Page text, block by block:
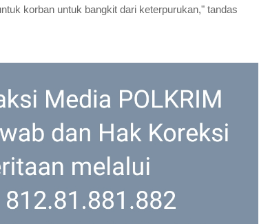
korban untuk bangkit dari keterpurukan," tandas